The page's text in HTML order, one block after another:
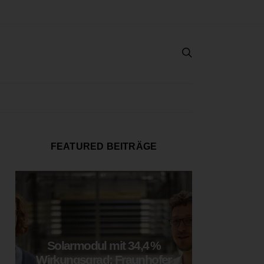
FEATURED BEITRÄGE
Solarmodul mit 34,4 %
Wirkungsgrad: Fraunhofer